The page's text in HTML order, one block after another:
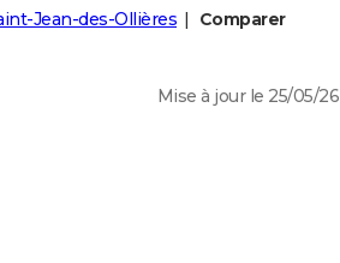
Jean-des-Ollières
Comparer
Mise à jour le 25/05/26